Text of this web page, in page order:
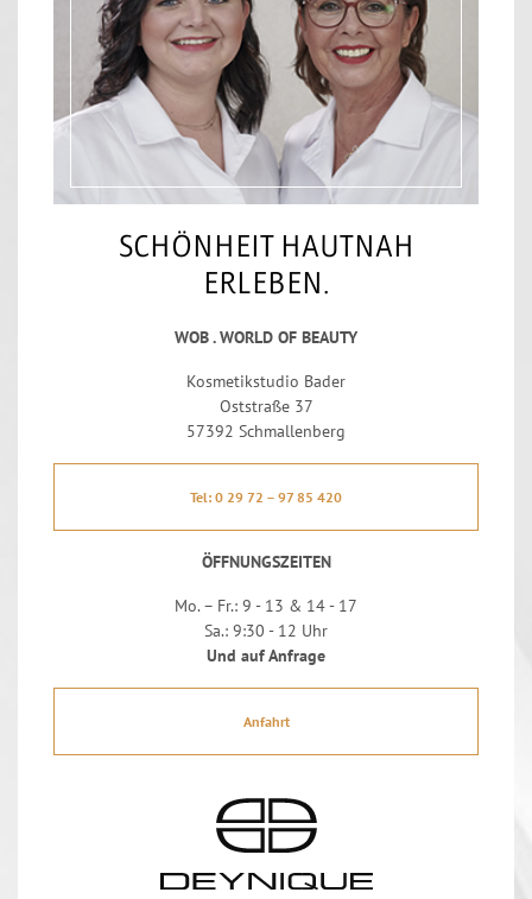
SCHÖNHEIT HAUTNAH
ERLEBEN.
WOB . WORLD OF BEAUTY
Kosmetikstudio Bader
Oststraße 37
57392 Schmallenberg
Tel: 0 29 72 – 97 85 420
ÖFFNUNGSZEITEN
Mo. – Fr.: 9 - 13 & 14 - 17
Sa.: 9:30 - 12 Uhr
Und auf Anfrage
Anfahrt